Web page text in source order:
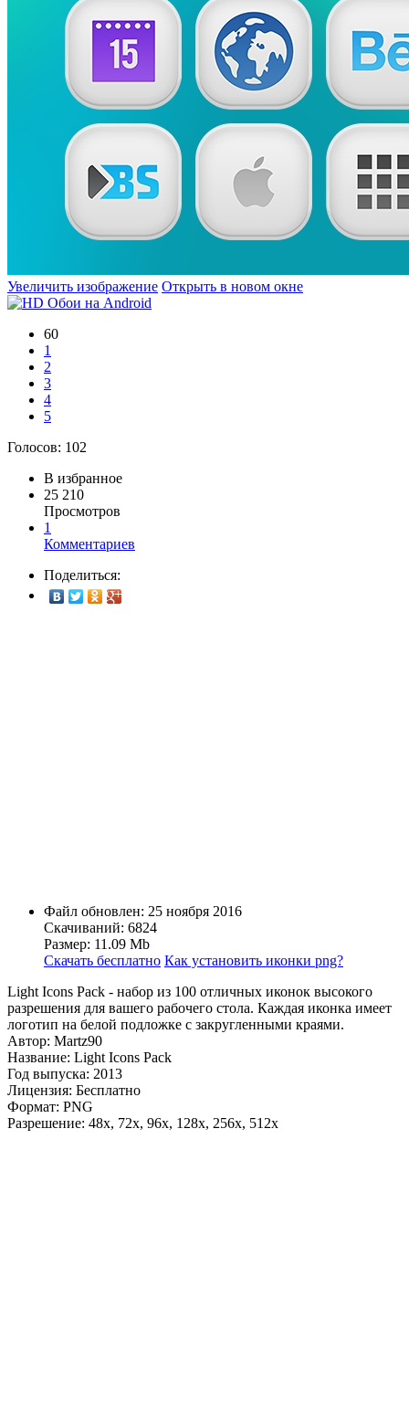
Увеличить изображение Открыть в новом окне
60
1
2
3
4
5
Голосов: 102
В избранное
25 210
Просмотров
1
Комментариев
Поделиться:
Файл обновлен: 25 ноября 2016
Скачиваний: 6824
Размер: 11.09 Mb
Скачать бесплатно Как установить иконки png?
Light Icons Pack - набор из 100 отличных иконок высокого
разрешения для вашего рабочего стола. Каждая иконка имеет
логотип на белой подложке с закругленными краями.
Автор: Martz90
Название: Light Icons Pack
Год выпуска: 2013
Лицензия: Бесплатно
Формат: PNG
Разрешение: 48x, 72x, 96x, 128x, 256x, 512x